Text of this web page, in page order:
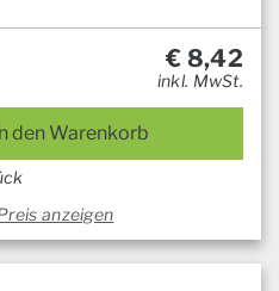
€ 8,42
inkl. MwSt.
In den Warenkorb
anzeigen